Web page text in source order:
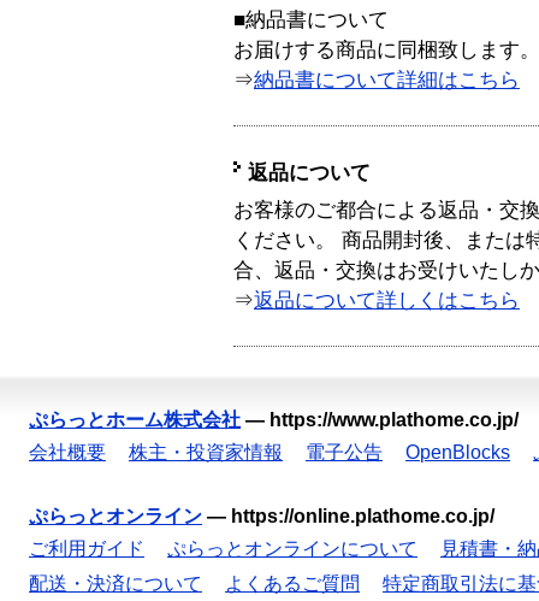
■納品書について
お届けする商品に同梱致します。
⇒納品書について詳細はこちら
返品について
お客様のご都合による返品・交
ください。 商品開封後、または
合、返品・交換はお受けいたし
⇒返品について詳しくはこちら
ぷらっとホーム株式会社 — https://www.plathome.co.jp/
会社概要
株主・投資家情報 電子公告 OpenBlocks
ぷらっとオンライン — https://online.plathome.co.jp/
ご利用ガイド
ぷらっとオンラインについて
見積書・
配送・決済について
よくあるご質問
特定商取引法に